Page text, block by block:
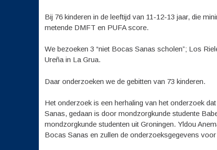
Bij 76 kinderen in de leeftijd van 11-12-13 jaar, die
metende DMFT en PUFA score.
We bezoeken 3 “niet Bocas Sanas scholen”; Los
Ureña in La Grua.
Daar onderzoeken we de gebitten van 73 kinderen.
Het onderzoek is een herhaling van het onderzoek
Sanas, gedaan is door mondzorgkunde studente
mondzorgkunde studenten uit Groningen. Yldou
Bocas Sanas en zullen de onderzoeksgegevens